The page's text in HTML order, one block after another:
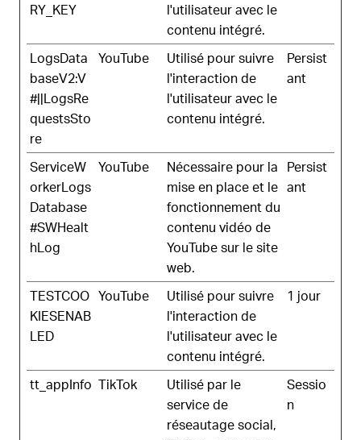
RY_KEY
l'utilisateur avec le
contenu intégré.
LogsData
baseV2:V
#||LogsRe
questsSto
re
YouTube
Utilisé pour suivre
l'interaction de
l'utilisateur avec le
contenu intégré.
Persist
ant
ServiceW
orkerLogs
Database
#SWHealt
hLog
YouTube
Nécessaire pour la
mise en place et le
fonctionnement du
contenu vidéo de
YouTube sur le site
web.
Persist
ant
TESTCOO
KIESENAB
LED
YouTube
Utilisé pour suivre
l'interaction de
l'utilisateur avec le
contenu intégré.
1 jour
tt_appInfo TikTok
Utilisé par le
service de
réseautage social,
Sessio
n